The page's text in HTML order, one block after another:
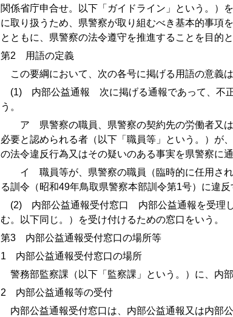
関係省庁申合せ。以下「ガイドライン」という。）
に取り扱うため、県警察が取り組むべき基本的事項
とともに、県警察の法令遵守を推進することを目的と
第2 用語の定義
この要綱において、次の各号に掲げる用語の意義
(1) 内部公益通報 次に掲げる通報であって、不
う。
ア 県警察の職員、県警察の契約先の労働者又は
必要と認められる者（以下「職員等」という。）が
の法令違反行為又はその疑いのある事実を県警察に通
イ 職員等が、県警察の職員（臨時的に任用され
る訓令（昭和49年鳥取県警察本部訓令第1号）に違反
(2) 内部公益通報受付窓口 内部公益通報を受理
む。以下同じ。）を受け付けるための窓口をいう。
第3 内部公益通報受付窓口の場所等
1 内部公益通報受付窓口の場所
警務部監察課（以下「監察課」という。）に、内
2 内部公益通報等の受付
内部公益通報受付窓口は、内部公益通報又は内部